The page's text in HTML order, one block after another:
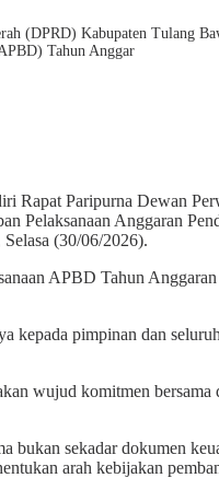
(DPRD) Kabupaten Tulang
Tahun Anggar
Rapat Paripurna Dewan
Pelaksanaan Anggaran
(30/06/2026).
APBD Tahun
kepada pimpinan dan
wujud komitmen
sekadar dokumen
arah kebijakan